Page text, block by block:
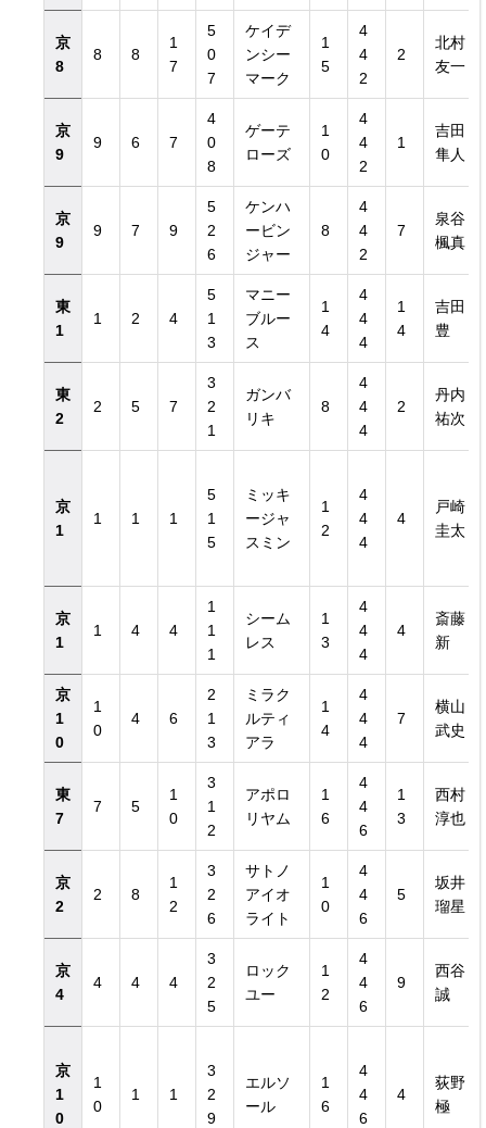
京
8
8 8
1
7
5
0
7
ケイデ
ンシー
マーク
1
5
4
4
2
2
北村
友一
京
9
9 6 7
4
0
8
ゲーテ
ローズ
1
0
4
4
2
1
吉田
隼人
京
9
9 7 9
5
2
6
ケンハ
ービン
ジャー
8
4
4
2
7
泉谷
楓真
東
1
1 2 4
5
1
3
マニー
ブルー
ス
1
4
4
4
4
1
4
吉田
豊
東
2
2 5 7
3
2
1
ガンバ
リキ
8
4
4
4
2
丹内
祐次
京
1
1 1 1
5
1
5
ミッキ
ージャ
スミン
1
2
4
4
4
4
戸崎
圭太
京
1
1 4 4
1
1
1
シーム
レス
1
3
4
4
4
4
斎藤
新
京
1
0
1
0
4 6
2
1
3
ミラク
ルティ
アラ
1
4
4
4
4
7
横山
武史
東
7
7 5
1
0
3
1
2
アポロ
リヤム
1
6
4
4
6
1
3
西村
淳也
京
2
2 8
1
2
3
2
6
サトノ
アイオ
ライト
1
0
4
4
6
5
坂井
瑠星
京
4
4 4 4
3
2
5
ロック
ユー
1
2
4
4
6
9
西谷
誠
京
1
0
1
0
1 1
3
2
9
エルソ
ール
1
6
4
4
6
4
荻野
極